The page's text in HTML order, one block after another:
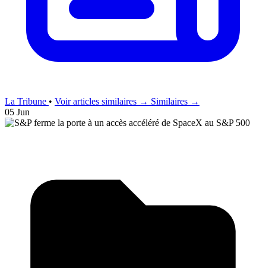
La Tribune • Voir articles similaires → Similaires →
05 Jun